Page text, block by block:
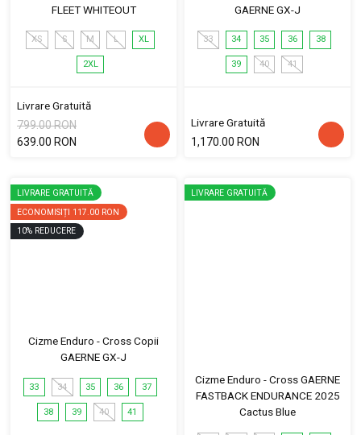
FLEET WHITEOUT
XS S M L XL
2XL
Livrare Gratuită
799.00 RON
639.00 RON
GAERNE GX-J
33 34 35 36 38
39 40 41
Livrare Gratuită
1,170.00 RON
LIVRARE GRATUITĂ
ECONOMISIȚI 117.00 RON
10% REDUCERE
Cizme Enduro - Cross Copii
GAERNE GX-J
33 34 35 36 37
38 39 40 41
LIVRARE GRATUITĂ
Cizme Enduro - Cross GAERNE
FASTBACK ENDURANCE 2025
Cactus Blue